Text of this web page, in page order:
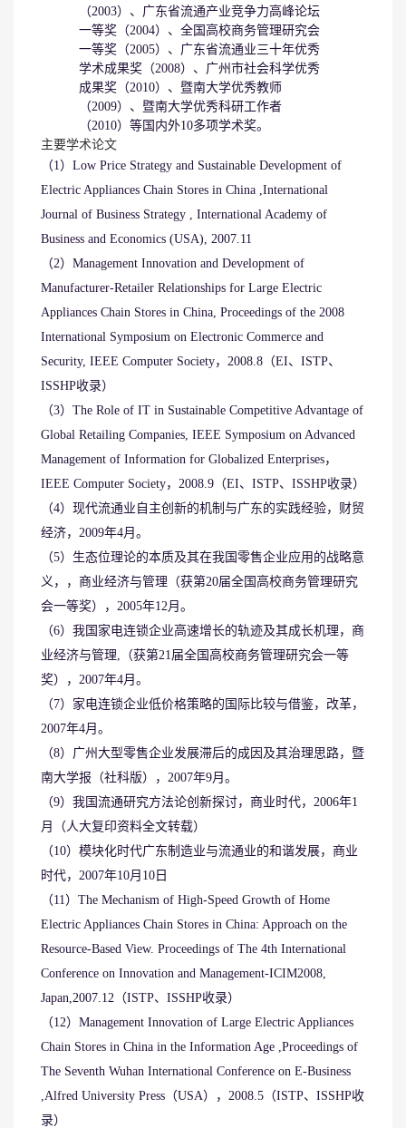
（2003）、广东省流通产业竞争力高峰论坛
一等奖（2004）、全国高校商务管理研究会
一等奖（2005）、广东省流通业三十年优秀
学术成果奖（2008）、广州市社会科学优秀
成果奖（2010）、暨南大学优秀教师
（2009）、暨南大学优秀科研工作者
（2010）等国内外10多项学术奖。
主要学术论文
（1）Low Price Strategy and Sustainable Development of
Electric Appliances Chain Stores in China ,International
Journal of Business Strategy , International Academy of
Business and Economics (USA), 2007.11
（2）Management Innovation and Development of
Manufacturer-Retailer Relationships for Large Electric
Appliances Chain Stores in China, Proceedings of the 2008
International Symposium on Electronic Commerce and
Security, IEEE Computer Society，2008.8（EI、ISTP、
ISSHP收录）
（3）The Role of IT in Sustainable Competitive Advantage of
Global Retailing Companies, IEEE Symposium on Advanced
Management of Information for Globalized Enterprises，
IEEE Computer Society，2008.9（EI、ISTP、ISSHP收录）
（4）现代流通业自主创新的机制与广东的实践经验，财贸
经济，2009年4月。
（5）生态位理论的本质及其在我国零售企业应用的战略意
义，，商业经济与管理（获第20届全国高校商务管理研究
会一等奖），2005年12月。
（6）我国家电连锁企业高速增长的轨迹及其成长机理，商
业经济与管理,（获第21届全国高校商务管理研究会一等
奖），2007年4月。
（7）家电连锁企业低价格策略的国际比较与借鉴，改革，
2007年4月。
（8）广州大型零售企业发展滞后的成因及其治理思路，暨
南大学报（社科版），2007年9月。
（9）我国流通研究方法论创新探讨，商业时代，2006年1
月（人大复印资料全文转载）
（10）模块化时代广东制造业与流通业的和谐发展，商业
时代，2007年10月10日
（11）The Mechanism of High-Speed Growth of Home
Electric Appliances Chain Stores in China: Approach on the
Resource-Based View. Proceedings of The 4th International
Conference on Innovation and Management-ICIM2008,
Japan,2007.12（ISTP、ISSHP收录）
（12）Management Innovation of Large Electric Appliances
Chain Stores in China in the Information Age ,Proceedings of
The Seventh Wuhan International Conference on E-Business
,Alfred University Press（USA），2008.5（ISTP、ISSHP收
录）